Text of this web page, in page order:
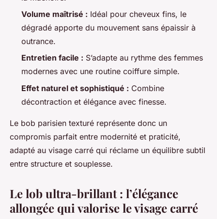
Volume maîtrisé : Idéal pour cheveux fins, le
dégradé apporte du mouvement sans épaissir à
outrance.
Entretien facile : S’adapte au rythme des femmes
modernes avec une routine coiffure simple.
Effet naturel et sophistiqué : Combine
décontraction et élégance avec finesse.
Le bob parisien texturé représente donc un
compromis parfait entre modernité et praticité,
adapté au visage carré qui réclame un équilibre subtil
entre structure et souplesse.
Le lob ultra-brillant : l’élégance
allongée qui valorise le visage carré